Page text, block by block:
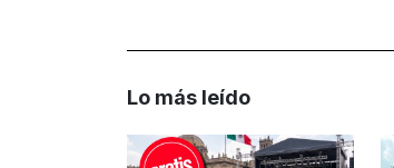
Lo más leído